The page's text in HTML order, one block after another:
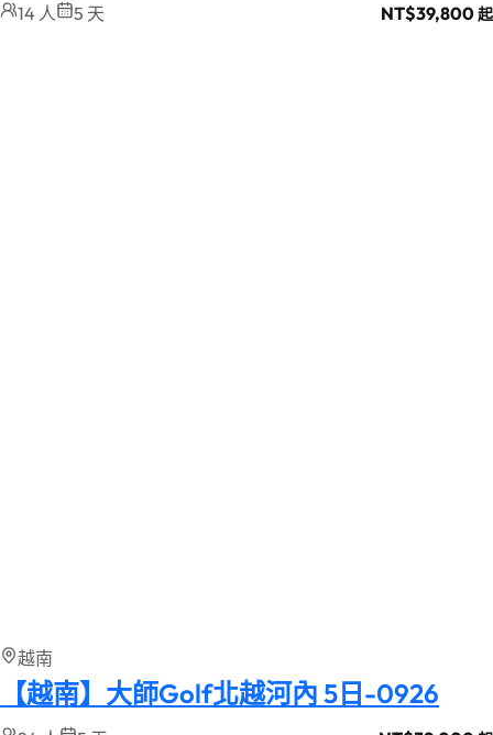
14 人 5 天 NT$39,800
越南
【越南】大師Golf北越河內 5日-0926